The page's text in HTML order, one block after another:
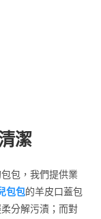
潔
包，我們提供業
包包的羊皮口蓋包
分解污漬；而對